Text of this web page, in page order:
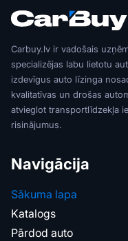
Carbuy.lv ir vadošais
specializējas labu lietotu
izdevīgus auto līzinga
kvalitatīvas un drošas
atvieglot transportlīdzekļa
risinājumus.
Navigācija
Sākuma lapa
Katalogs
Pārdod auto